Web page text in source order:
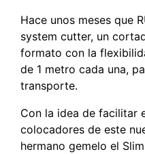
Hace unos meses que
system cutter, un
formato con la
de 1 metro cada una,
transporte.
Con la idea de facilitar
colocadores de este
hermano gemelo el